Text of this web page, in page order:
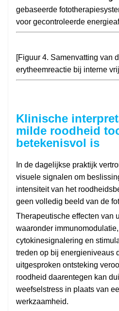
gebaseerde
voor gecontroleerde
[Figuur 4. Samenvatting van
erytheemreactie bij interne
Klinische
milde roodheid
betekenisvol is
In de dagelijkse praktijk
visuele signalen om
intensiteit van het
geen volledig beeld van de
Therapeutische effecten van
waaronder
cytokinesignalering en
treden op bij energieniveaus
uitgesproken ontsteking
roodheid daarentegen kan
weefselstress in plaats van
werkzaamheid.